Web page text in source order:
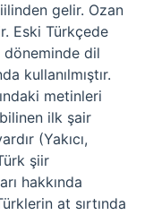
gelir. Ozan
Eski Türkçede
dil
kullanılmıştır.
metinleri
ilk şair
(Yakıcı,
şiir
hakkında
at sırtında